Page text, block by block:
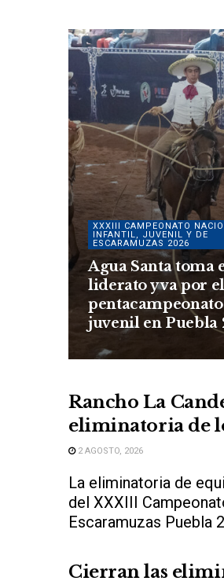
XXXIII CAMPEONATO
INFANTIL, JUVENIL Y DE
ESCARAMUZAS 2026
Agua Santa toma
liderato y va por el
pentacampeonato
juvenil en Puebla
Rancho La
eliminatoria de
2 AGOSTO, 2026
La eliminatoria de
del XXXIII
Escaramuzas Puebla
Cierran las